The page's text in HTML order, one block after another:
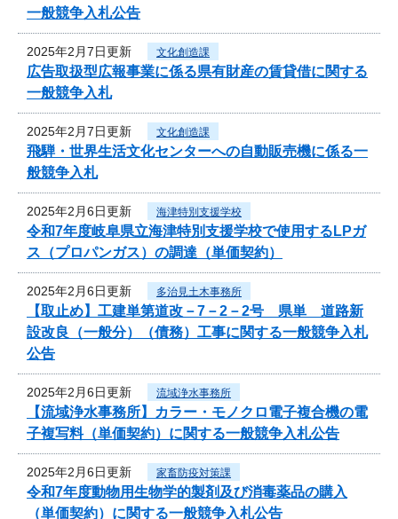
一般競争入札公告
2025年2月7日更新 文化創造課
広告取扱型広報事業に係る県有財産の賃貸借に関する
一般競争入札
2025年2月7日更新 文化創造課
飛騨・世界生活文化センターへの自動販売機に係る一
般競争入札
2025年2月6日更新 海津特別支援学校
令和7年度岐阜県立海津特別支援学校で使用するLPガ
ス（プロパンガス）の調達（単価契約）
2025年2月6日更新 多治見土木事務所
【取止め】工建単第道改－7－2－2号 県単 道路新
設改良（一般分）（債務）工事に関する一般競争入札
公告
2025年2月6日更新 流域浄水事務所
【流域浄水事務所】カラー・モノクロ電子複合機の電
子複写料（単価契約）に関する一般競争入札公告
2025年2月6日更新 家畜防疫対策課
令和7年度動物用生物学的製剤及び消毒薬品の購入
（単価契約）に関する一般競争入札公告